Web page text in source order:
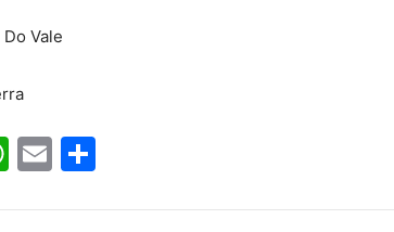
Vale
WhatsApp
Email